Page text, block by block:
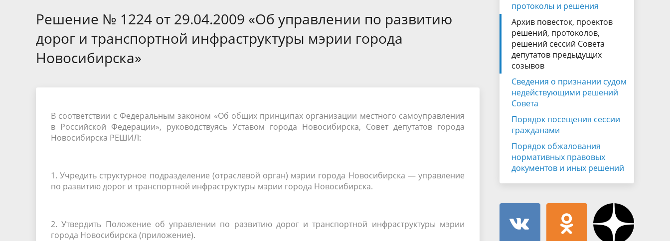
Муниципальная служба
Отчет о работе
Информация о проверках Контакты Объявления
депутатов предыдущих созывов
Порядок обжалования нормативных
имущественного характера
муниципальной службы
Обратная связь для сообщений о
фактах коррупции
выделяемых бюджетных средств
Информационные материалы
Решение № 1224 от 29.04.2009 «Об управлении по развитию
дорог и транспортной инфраструктуры мэрии города
Новосибирска»
В соответствии с Федеральным законом «Об общих принципах организации местного самоуправления
в Российской Федерации», руководствуясь Уставом города Новосибирска, Совет депутатов города
Новосибирска РЕШИЛ:
1. Учредить структурное подразделение (отраслевой орган) мэрии города Новосибирска — управление
по развитию дорог и транспортной инфраструктуры мэрии города Новосибирска.
2. Утвердить Положение об управлении по развитию дорог и транспортной инфраструктуры мэрии
города Новосибирска (приложение).
протоколы и решения
Архив повесток, проектов
решений, протоколов,
решений сессий Совета
депутатов предыдущих
созывов
Сведения о признании судом
недействующими решений
Совета
Порядок посещения сессии
гражданами
Порядок обжалования
нормативных правовых
документов и иных решений